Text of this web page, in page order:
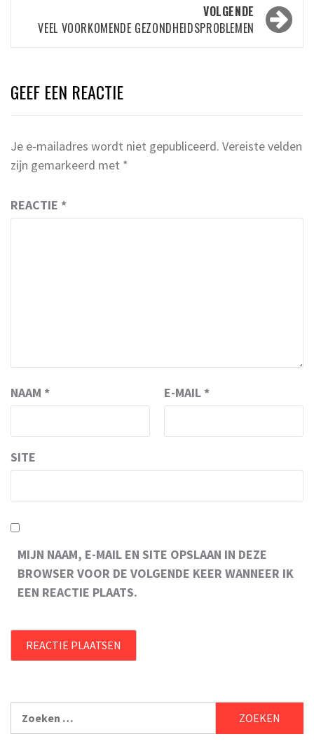
VOLGENDE
VEEL VOORKOMENDE GEZONDHEIDSPROBLEMEN
GEEF EEN REACTIE
Je e-mailadres wordt niet gepubliceerd. Vereiste velden
zijn gemarkeerd met *
REACTIE *
NAAM * E-MAIL *
SITE
MIJN NAAM, E-MAIL EN SITE OPSLAAN IN DEZE
BROWSER VOOR DE VOLGENDE KEER WANNEER IK
EEN REACTIE PLAATS.
naar: